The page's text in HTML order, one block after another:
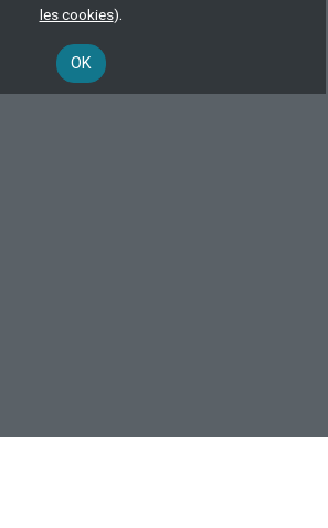
formations armurier de fabrication
les cookies).
OK